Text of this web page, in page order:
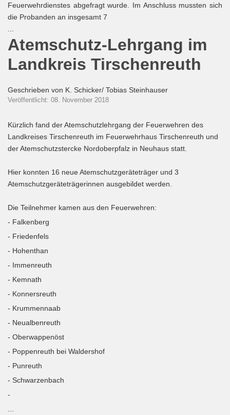
Feuerwehrdienstes abgefragt wurde. Im Anschluss mussten sich
die Probanden an insgesamt 7
Atemschutz-Lehrgang im
Landkreis Tirschenreuth
Geschrieben von K. Schicker/ Tobias Steinhauser
Veröffentlicht: 08. November 2018
Kürzlich fand der Atemschutzlehrgang der Feuerwehren des
Landkreises Tirschenreuth im Feuerwehrhaus Tirschenreuth und
der Atemschutzstercke Nordoberpfalz in Neuhaus statt.
Hier konnten 16 neue Atemschutzgeräteträger und 3
Atemschutzgeräteträgerinnen ausgebildet werden.
Die Teilnehmer kamen aus den Feuerwehren:
- Falkenberg
- Friedenfels
- Hohenthan
- Immenreuth
- Kemnath
- Konnersreuth
- Krummennaab
- Neualbenreuth
- Oberwappenöst
- Poppenreuth bei Waldershof
- Punreuth
- Schwarzenbach
-